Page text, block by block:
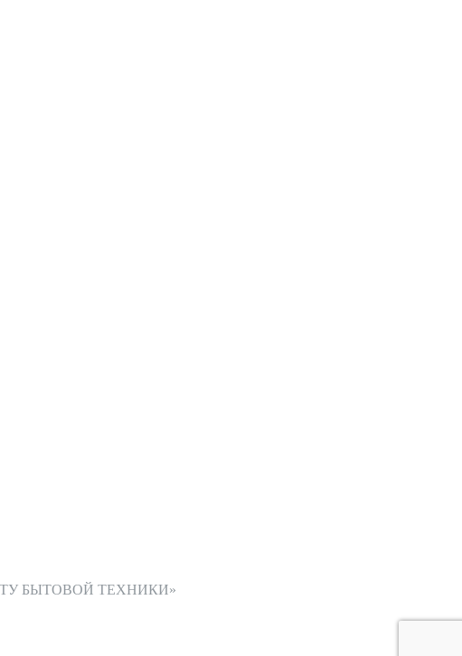
БЫТОВОЙ ТЕХНИКИ»